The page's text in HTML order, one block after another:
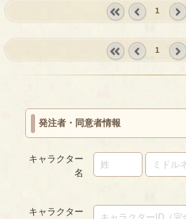
prev
1
1
発注者・同意者情報
キャラクター
名
キャラクター